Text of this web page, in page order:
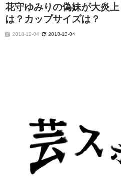
花守ゆみりの偽妹が大炎
は？カップサイズは？
2018-12-04 2018-12-04